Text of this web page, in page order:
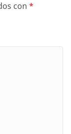
con *